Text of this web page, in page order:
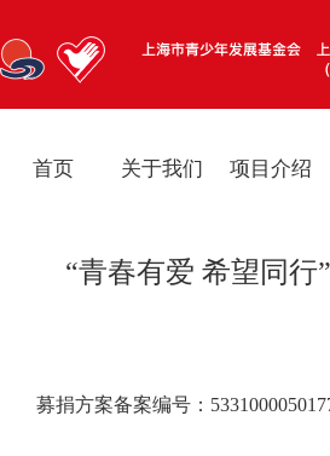
首页 关于我们 项目介绍
“青春有爱 希望同
募捐方案备案编号：